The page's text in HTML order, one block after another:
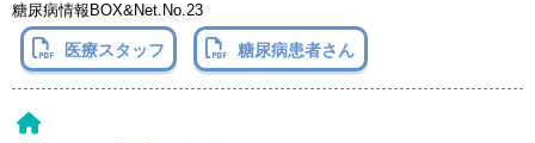
糖尿病情報BOX&Net.No.23
医療スタッフ 糖尿病患者さん